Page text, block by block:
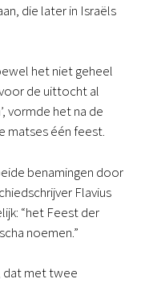
die later in Israëls
het niet geheel
de uittocht al
vormde het na de
matses één feest.
benamingen door
Flavius
“het Feest der
noemen.”
dat met twee